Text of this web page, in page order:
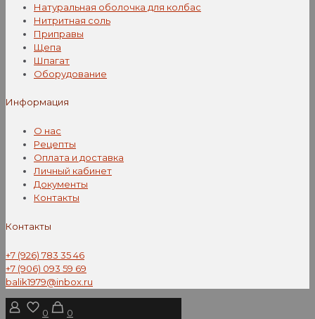
Натуральная оболочка для колбас
Нитритная соль
Приправы
Щепа
Шпагат
Оборудование
Информация
О нас
Рецепты
Оплата и доставка
Личный кабинет
Документы
Контакты
Контакты
+7 (926) 783 35 46
+7 (906) 093 59 69
balik1979@inbox.ru
0
0